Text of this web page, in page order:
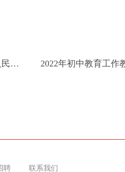
（1）北京师范大学大中小学思想政治教育一体化建设实践基地